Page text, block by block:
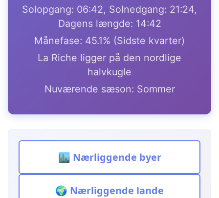
Solopgang: 06:42, Solnedgang: 21:24,
Dagens længde: 14:42
Månefase: 45.1% (Sidste kvarter)
La Riche ligger på den nordlige
halvkugle
Nuværende sæson: Sommer
🏙️ Nærliggende byer
🌍 Nærliggende lande